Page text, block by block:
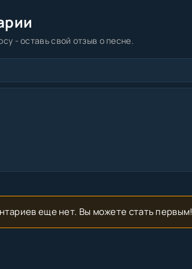
- оставь свой отзыв о песне.
еще нет. Вы можете стать первым!